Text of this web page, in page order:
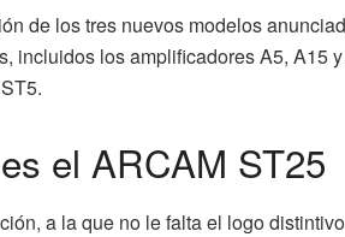
de los tres nuevos modelos
incluidos los amplificadores A5, A15
el ARCAM ST25
a la que no le falta el logo